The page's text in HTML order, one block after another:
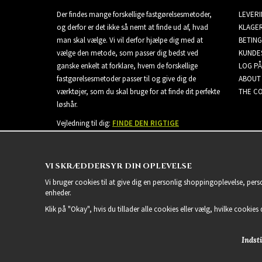
Der findes mange forskellige fastgørelsesmetoder,
og derfor er det ikke så nemt at finde ud af, hvad
man skal vælge. Vi vil derfor hjælpe dig med at
vælge den metode, som passer dig bedst ved
ganske enkelt at forklare, hvem de forskellige
fastgørelsesmetoder passer til og give dig de
værktøjer, som du skal bruge for at finde dit perfekte
løshår.
Vejledning til dig: FINDE DEN RIGTIGE
LOG PÅ
THE
VI SKRÆDDERSYR DIN OPLEVELSE
Vi bruger cookies til at give dig en personlig shoppingoplevelse,
enheder.
Klik på "Okay", hvis du tillader alle cookies eller vælg, hvilke